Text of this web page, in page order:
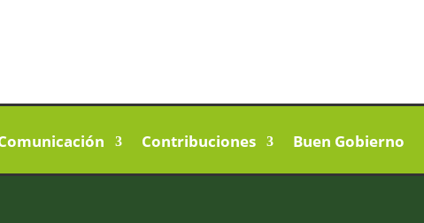
Contribuciones Buen Gobierno